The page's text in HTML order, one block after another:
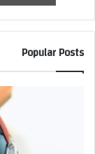
Popular Posts